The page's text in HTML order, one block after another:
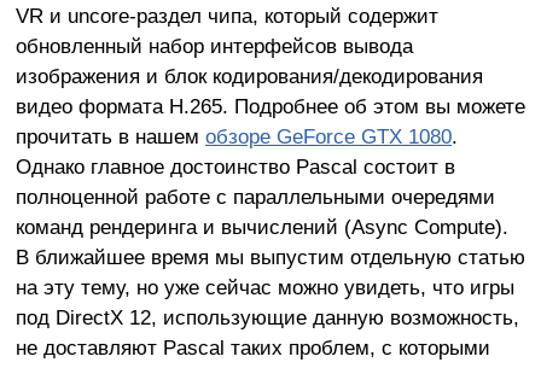
VR и uncore-раздел чипа, который содержит
обновленный набор интерфейсов вывода
изображения и блок кодирования/декодирования
видео формата H.265. Подробнее об этом вы можете
прочитать в нашем обзоре GeForce GTX 1080.
Однако главное достоинство Pascal состоит в
полноценной работе с параллельными очередями
команд рендеринга и вычислений (Async Compute).
В ближайшее время мы выпустим отдельную статью
на эту тему, но уже сейчас можно увидеть, что игры
под DirectX 12, использующие данную возможность,
не доставляют Pascal таких проблем, с которыми